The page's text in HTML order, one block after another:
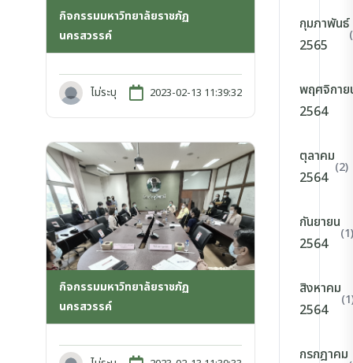
กิจกรรมมหาวิทยาลัยราชภัฏ
นครสวรรค์
ไม่ระบุ 2023-02-13 11:39:32
กิจกรรมมหาวิทยาลัยราชภัฏ
นครสวรรค์
กุมภาพันธ์
2565
พฤศจิกาย
2564
ตุลาคม
2564
(2)
กันยายน
2564
(1)
สิงหาคม
2564
กรกฎาคม